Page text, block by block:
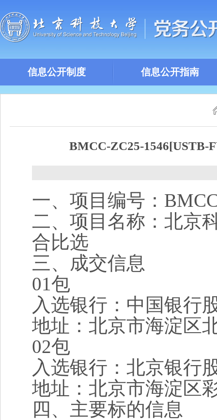
信息公开制度 信息公开指南
BMCC-ZC25-1546[USTB-
一、项目编号：
二、项目名称： 北京
合比选
三、成交信息
01包
入选银行： 中国银行
地址：北京市海淀区
02包
入选银行： 北京银行
地址：北京市海淀区
四、主要标的信息